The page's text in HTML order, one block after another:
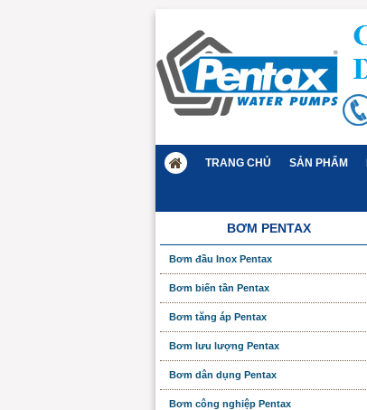
TRANG CHỦ SẢN PHẨM
BƠM PENTAX
Bơm đầu Inox Pentax
Bơm biến tần Pentax
Bơm tăng áp Pentax
Bơm lưu lượng Pentax
Bơm dân dụng Pentax
Bơm công nghiệp Pentax